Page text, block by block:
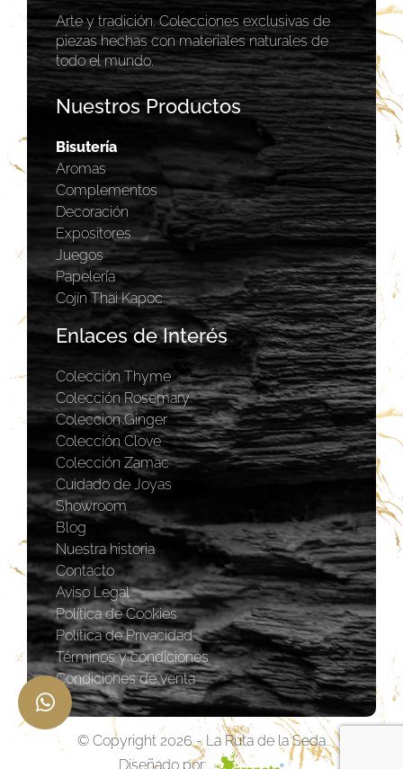
Arte y tradición. Colecciones exclusivas de
piezas hechas con materiales naturales de
todo el mundo.
Nuestros Productos
Bisutería
Aromas
Complementos
Decoración
Expositores
Juegos
Papelería
Cojín Thai Kapoc
Enlaces de Interés
Colección Thyme
Colección Rosemary
Coleccion Ginger
Colección Clove
Colección Zamac
Cuidado de Joyas
Showroom
Blog
Nuestra historia
Contacto
Aviso Legal
Política de Cookies
Política de Privacidad
Términos y condiciones
Condiciones de venta
© Copyright 2026 - La Ruta de la Seda
Diseñado por: